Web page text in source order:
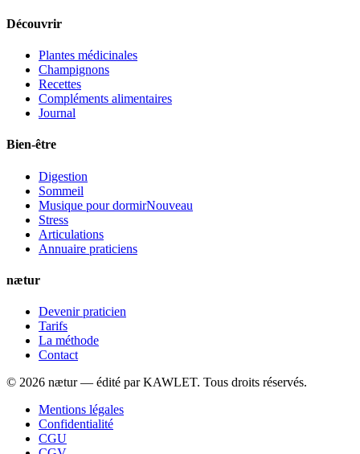
Découvrir
Plantes médicinales
Champignons
Recettes
Compléments alimentaires
Journal
Bien-être
Digestion
Sommeil
Musique pour dormirNouveau
Stress
Articulations
Annuaire praticiens
nætur
Devenir praticien
Tarifs
La méthode
Contact
© 2026 nætur — édité par KAWLET. Tous droits réservés.
Mentions légales
Confidentialité
CGU